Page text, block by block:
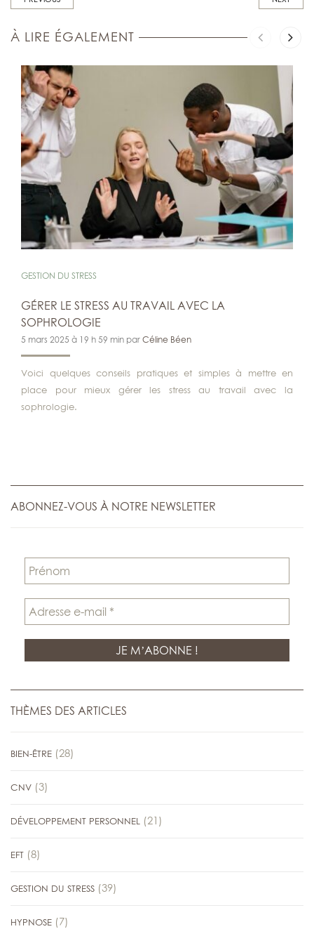
À LIRE ÉGALEMENT
GESTION DU STRESS
GÉRER LE STRESS AU TRAVAIL AVEC LA
SOPHROLOGIE
5 mars 2025 à 19 h 59 min par Céline Béen
Voici quelques conseils pratiques et simples à mettre en
place pour mieux gérer les stress au travail avec la
sophrologie.
ABONNEZ-VOUS À NOTRE NEWSLETTER
THÈMES DES ARTICLES
BIEN-ÊTRE (28)
CNV (3)
DÉVELOPPEMENT PERSONNEL (21)
EFT (8)
GESTION DU STRESS (39)
HYPNOSE (7)